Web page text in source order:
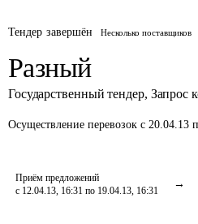
Тендер завершён Несколько поставщиков
Разный
Государственный тендер, Запрос
Осуществление перевозок с 20.04.13
Приём предложений
с 12.04.13, 16:31 по 19.04.13, 16:31